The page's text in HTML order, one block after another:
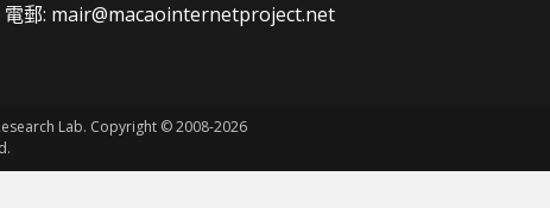
電郵: mair@macaointernetproject.net
Lab. Copyright © 2008-2026